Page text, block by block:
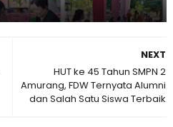
NEXT
HUT ke 45 Tahun SMPN 2
Amurang, FDW Ternyata Alumni
dan Salah Satu Siswa Terbaik